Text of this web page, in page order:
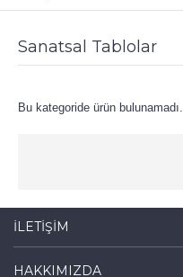
Sanatsal Tablolar
Bu kategoride ürün bulunamadı.
İLETIŞIM
HAKKIMIZDA